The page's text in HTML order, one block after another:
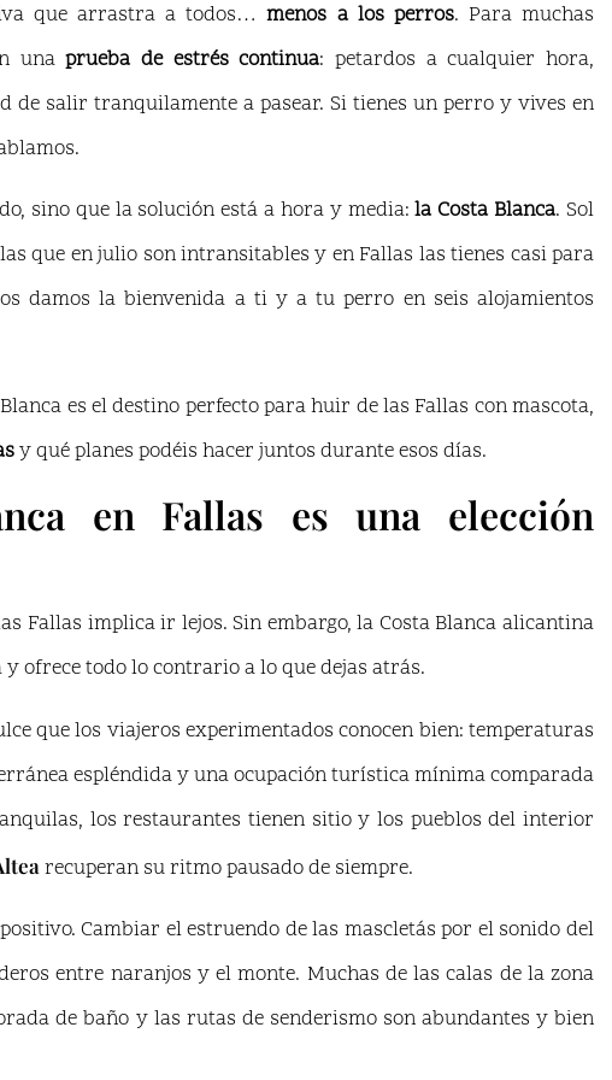
que arrastra a todos…menos a los perros. Para muchas
unaprueba de estrés continua: petardos a cualquier hora,
salir tranquilamente a pasear. Si tienes un perro y vives en
sino que la solución está a hora y media:la Costa Blanca. Sol
que en julio son intransitables y en Fallas las tienes casi para
damos la bienvenida a ti y a tu perro en seis alojamientos
es el destino perfecto para huir de las Fallas con mascota,
y qué planes podéis hacer juntos durante esos días.
en Fallas es una elección
Fallas implica ir lejos. Sin embargo, la Costa Blanca alicantina
y ofrece todo lo contrario a lo que dejas atrás.
que los viajeros experimentados conocen bien: temperaturas
espléndida y una ocupación turística mínima comparada
los restaurantes tienen sitio y los pueblos del interior
recuperan su ritmo pausado de siempre.
Cambiar el estruendo de las mascletás por el sonido del
entre naranjos y el monte. Muchas de las calas de la zona
de baño y las rutas de senderismo son abundantes y bien